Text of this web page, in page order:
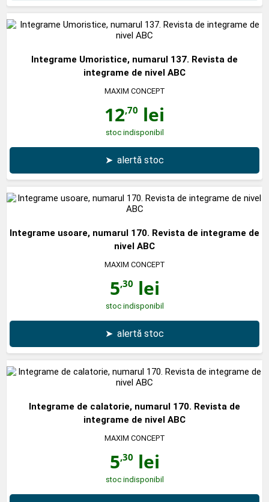
Integrame Umoristice, numarul 137. Revista de
integrame de nivel ABC
MAXIM CONCEPT
12,70 lei
stoc indisponibil
➤ alertă stoc
Integrame usoare, numarul 170. Revista de integrame de
nivel ABC
MAXIM CONCEPT
5,30 lei
stoc indisponibil
➤ alertă stoc
Integrame de calatorie, numarul 170. Revista de
integrame de nivel ABC
MAXIM CONCEPT
5,30 lei
stoc indisponibil